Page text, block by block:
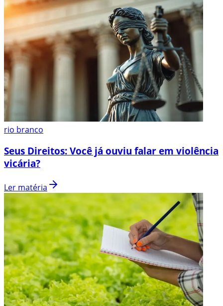
rio branco
Seus Direitos: Você já ouviu falar em violência
vicária?
Ler matéria